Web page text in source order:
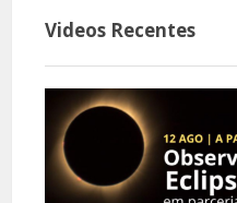
Videos Recentes